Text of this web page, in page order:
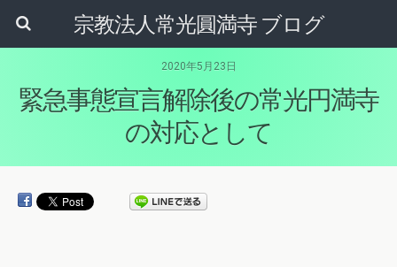
宗教法人常光圓満寺 ブログ
2020年5月23日
緊急事態宣言解除後の常光円満寺
の対応として